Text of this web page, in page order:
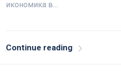
икономика в…
Continue reading